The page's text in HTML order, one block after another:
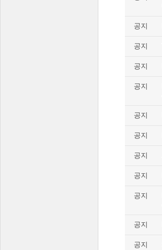
공지
공지
공지
공지
공지
공지
공지
공지
공지
공지
공지